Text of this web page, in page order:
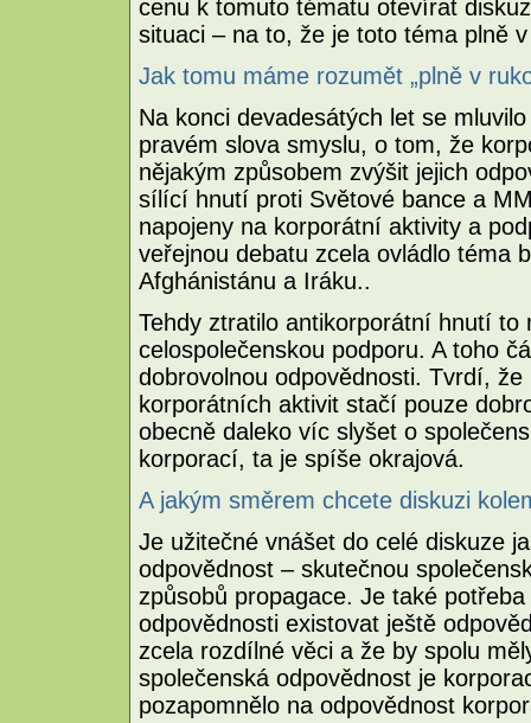
cenu k tomuto tématu otevírat
situaci – na to, že je toto téma plně
Jak tomu máme rozumět „plně v
Na konci devadesátých let se
pravém slova smyslu, o tom, že
nějakým způsobem zvýšit jejich
sílící hnutí proti Světové bance a
napojeny na korporátní aktivity a
veřejnou debatu zcela ovládlo téma
Afghánistánu a Iráku..
Tehdy ztratilo antikorporátní hnutí
celospolečenskou podporu. A toho
dobrovolnou odpovědnosti. Tvrdí,
korporátních aktivit stačí pouze
obecně daleko víc slyšet o
korporací, ta je spíše okrajová.
A jakým směrem chcete diskuzi
Je užitečné vnášet do celé diskuze
odpovědnost – skutečnou
způsobů propagace. Je také
odpovědnosti existovat ještě
zcela rozdílné věci a že by spolu
společenská odpovědnost je
pozapomnělo na odpovědnost